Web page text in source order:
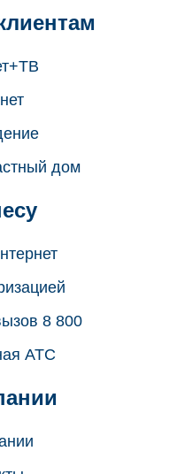
дом
8 800
АТС